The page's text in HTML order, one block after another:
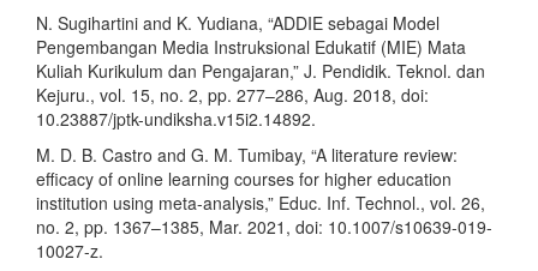
N. Sugihartini and K. Yudiana, “ADDIE sebagai Model
Pengembangan Media Instruksional Edukatif (MIE) Mata
Kuliah Kurikulum dan Pengajaran,” J. Pendidik. Teknol. dan
Kejuru., vol. 15, no. 2, pp. 277–286, Aug. 2018, doi:
10.23887/jptk-undiksha.v15i2.14892.
M. D. B. Castro and G. M. Tumibay, “A literature review:
efficacy of online learning courses for higher education
institution using meta-analysis,” Educ. Inf. Technol., vol. 26,
no. 2, pp. 1367–1385, Mar. 2021, doi: 10.1007/s10639-019-
10027-z.